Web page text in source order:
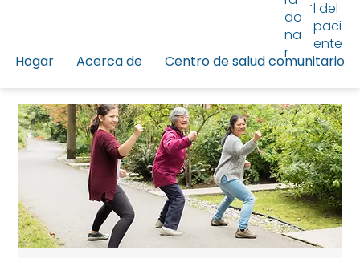
Hogar Acerca de Centro de salud comunitario
do
na
r
l del
paci
ente